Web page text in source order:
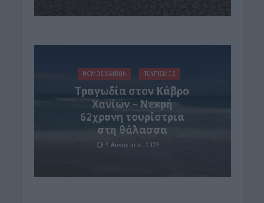
ΝΟΜΌΣ ΧΑΝΊΩΝ ΤΟΥΡΙΣΜΟΣ
Τραγωδία στον Κάβρο
Χανίων – Νεκρή
62χρονη τουρίστρια
στη θάλασσα
9 Αυγούστου 2026